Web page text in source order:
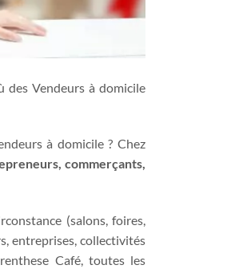
des Vendeurs à domicile
à domicile ? Chez
commerçants,
(salons, foires,
entreprises, collectivités
Café, toutes les